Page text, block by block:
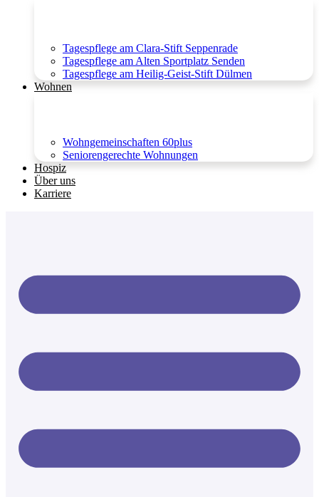
Tagespflege am Clara-Stift Seppenrade
Tagespflege am Alten Sportplatz Senden
Tagespflege am Heilig-Geist-Stift Dülmen
Wohnen
Wohngemeinschaften 60plus
Seniorengerechte Wohnungen
Hospiz
Über uns
Karriere